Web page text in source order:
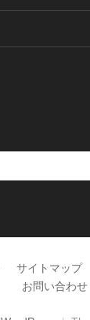
サイトマップ
お問い合わせ